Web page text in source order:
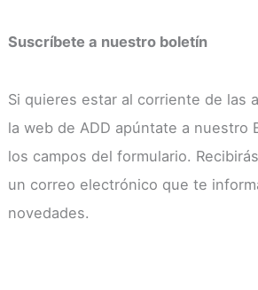
Suscríbete a nuestro boletín
Si quieres estar al corriente de las
la web de ADD apúntate a nuestro
los campos del formulario.
un correo electrónico que te
novedades.